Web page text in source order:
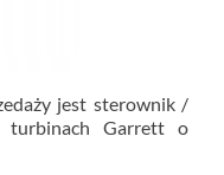
jest sterownik /
turbinach Garrett o